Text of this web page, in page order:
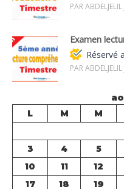
PAR
Examen
Réservé
PAR
L
M M
3
4 5
10
11 12
17
18 19